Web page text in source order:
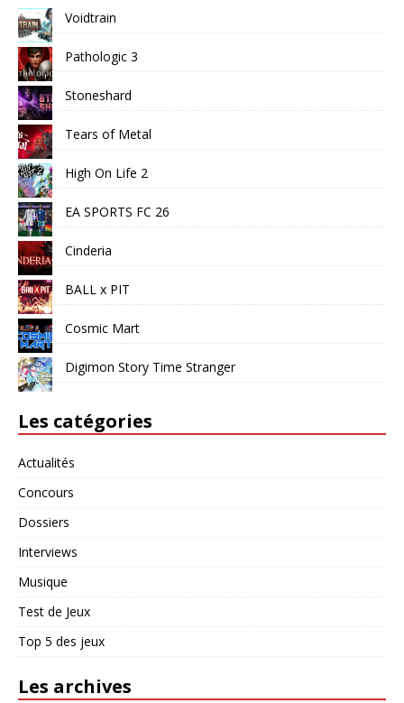
Voidtrain
Pathologic 3
Stoneshard
Tears of Metal
High On Life 2
EA SPORTS FC 26
Cinderia
BALL x PIT
Cosmic Mart
Digimon Story Time Stranger
Les catégories
Actualités
Concours
Dossiers
Interviews
Musique
Test de Jeux
Top 5 des jeux
Les archives